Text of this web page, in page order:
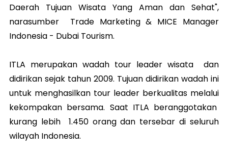
Daerah Tujuan Wisata Yang Aman dan Sehat",
narasumber Trade Marketing & MICE Manager
Indonesia - Dubai Tourism.
ITLA merupakan wadah tour leader wisata dan
didirikan sejak tahun 2009. Tujuan didirikan wadah ini
untuk menghasilkan tour leader berkualitas melalui
kekompakan bersama. Saat ITLA beranggotakan
kurang lebih 1.450 orang dan tersebar di seluruh
wilayah Indonesia.